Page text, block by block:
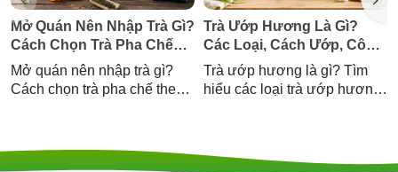
Mở Quán Nên Nhập Trà Gì?
Cách Chọn Trà Pha Chế
Theo Menu Quán
Mở quán nên nhập trà gì?
Cách chọn trà pha chế theo
Trà Ướp Hương Là Gì?
Các Loại, Cách Ướp, Công
Dụng Và Cách Chọn Trà
Thơm Chuẩn
Trà ướp hương là gì? Tìm
hiểu các loại trà ướp hương
Hương Lài và Trà Sâm Dứa